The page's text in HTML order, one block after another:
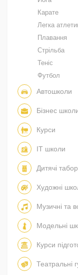
Карате
Легка
Плавання
Стрільба
Теніс
Футбол
Автошколи
Бізнес
Курси
IT школи
Дитячі
Художні
Музичні та
Модельні
Курси
Театральні